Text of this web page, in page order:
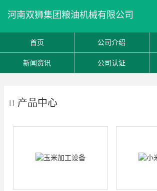
河南双狮集团粮油机械有限公司
首页 公司介绍
新闻资讯 公司认证
产品中心